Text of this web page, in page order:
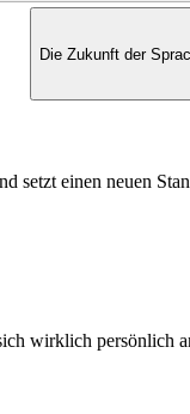
Die Zukunft der
einen neuen
wirklich persönlich